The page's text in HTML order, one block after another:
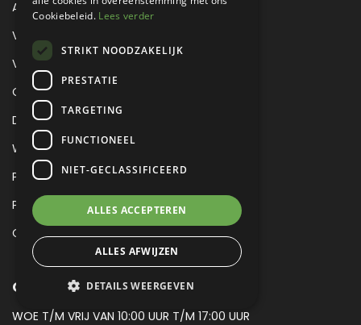
AUTO
VRACHTWAGEN
VERKOCHT
CONSIGNATIE
DETAILING
WERKPLAATS EN RESTAURATIE
PROJECT CARS
PARTS
CONTACT
OPENINGSTIJDEN SALES
WOE T/M VRIJ VAN 10:00 UUR T/M 17:00 UUR
Cookiebeleid. Lees verder
STRIKT NOODZAKELIJK
PRESTATIE
TARGETING
FUNCTIONEEL
NIET-GECLASSIFICEERD
ALLES ACCEPTEREN
ALLES AFWIJZEN
DETAILS WEERGEVEN